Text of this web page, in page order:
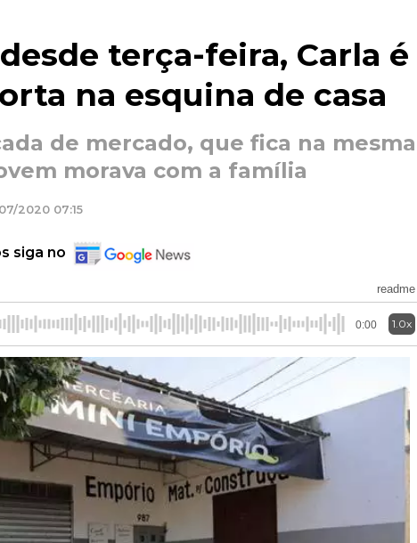
terça-feira, Carla é
na esquina de casa
de mercado, que fica na mesma
morava com a família
2020 07:15
siga no
readme
0:00 1.0x